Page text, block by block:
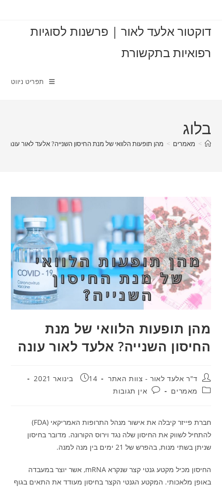
content
דוקטור אלעד לאור | פרשנות לסוגיות
רפואיות בתקשורת
תפריט ניווט
בלוג
> מאמרים > מהן תופעות הלוואי של מנת החיסון השנייה? אלעד לאור עונה
מהן תופעות הלוואי של מנת
החיסון השנייה? אלעד לאור עונה
מחבר:ד"ר אלעד לאור - צוות האתר פורסם:
14 בינואר 2021
קטגוריה:מאמרים תגובות:אין תגובות
חברת פייזר קיבלה את אישור מנהל התרופות האמריקאי (FDA)
להתחיל לשווק את החיסון שלה נגד וירוס הקורונה. מדובר בחיסון
שניתן בשתי מנות, בהפרש של 21 ימים בין מנה למנה.
החיסון מכיל מקטע גנטי קצר שנקרא mRNA, אשר יוצר במעבדה
באופן מלאכותי. המקטע הגנטי הקצר בחיסון מעודד את התאים בגוף